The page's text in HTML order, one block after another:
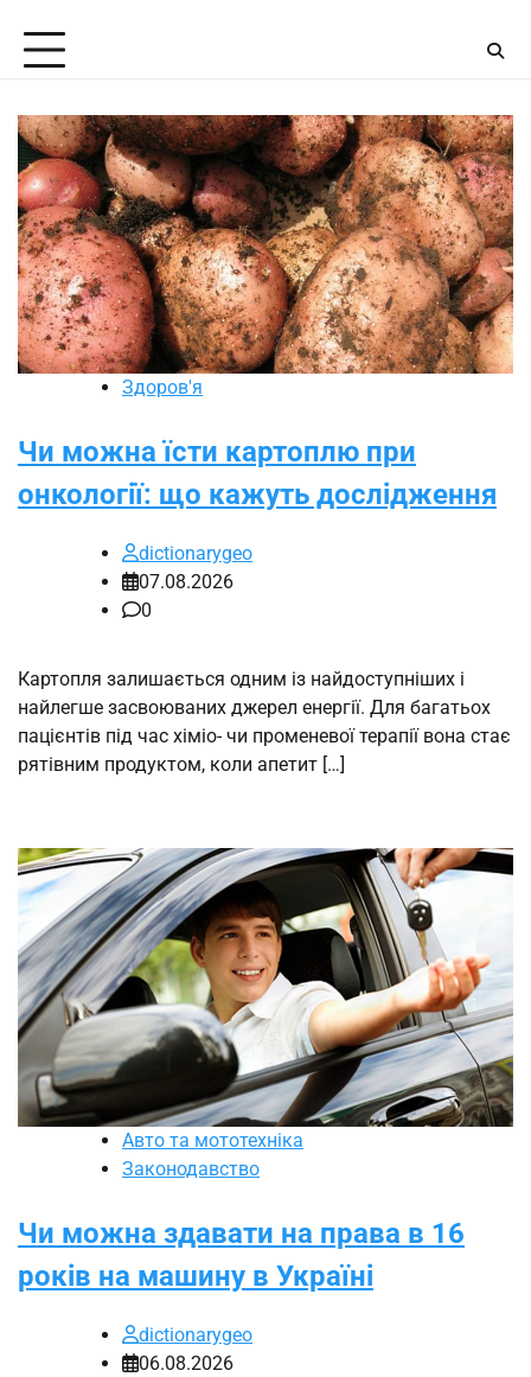
content
Здоров'я
Чи можна їсти картоплю при
онкології: що кажуть дослідження
dictionarygeo
07.08.2026
0
Картопля залишається одним із найдоступніших і
найлегше засвоюваних джерел енергії. Для багатьох
пацієнтів під час хіміо- чи променевої терапії вона стає
рятівним продуктом, коли апетит […]
Авто та мототехніка
Законодавство
Чи можна здавати на права в 16
років на машину в Україні
dictionarygeo
06.08.2026